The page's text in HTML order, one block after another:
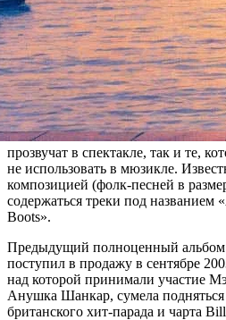
Пластинка будет называться «The
Стинга вдохновила работа над
Предполагается, что премьера
Бродвее в 2014 году. События в
разворачиваться в 1980-х в
Стинг работал над саундтреком
протяжении трех лет. В альбом
сочиненные и записанные в этот
прозвучат в спектакле, так и те,
не использовать в мюзикле.
композицией (фолк-песней в
содержаться треки под названием
Boots».
Предыдущий полноценный альбом
поступил в продажу в сентябре
над которой принимали участие
Анушка Шанкар, сумела подняться
британского хит-парада и чарта